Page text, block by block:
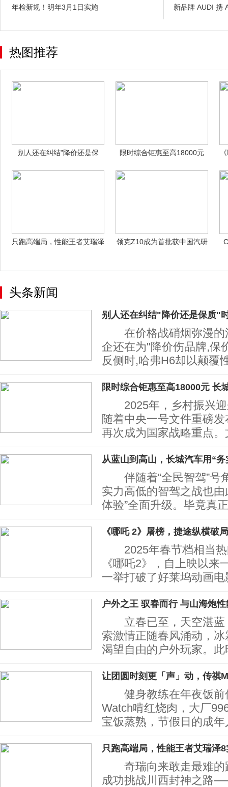
年检新规！明年3月1日实施 新品牌 AUDI 携
热图推荐
别人还在纠结"降价还是保
限时综合钜惠至高18000元
只跑高端局，性能王者艾瑞泽
领克Z10成为首批获中国汽研
头条新闻
别人还在纠结"降价还是保质"
在价格战硝烟弥漫的
企还在为"降价伤品牌,保
反侧时,哈弗H6却以颠覆
限时综合钜惠至高18000元 长
2025年，乡村振兴迎
随着中央一号文件重磅
再次成为国家战略重点
从蓝山到高山，长城汽车用“务
伴随着“全民智驾”号
实力高低的智驾之战也由
体验”全面升级。毕竟真
《哪吒 2》屠榜，捷途纵横破
2025年春节档相当热
《哪吒2》，自上映以来
一举打破了好莱坞动画
户外之王 驭春而行 与山海炮
立春已至，天空湛蓝
索激情正随春风涌动，
渴望自由的户外玩家。
让团圆时刻更「声」动，传祺
健身教练在年夜饭前
Watch啃红烧肉，大厂
宝饭蒸熟，节假日的成
只跑高端局，性能王者艾瑞泽
奇瑞向来敢走最难的
成功挑战川西封神之路